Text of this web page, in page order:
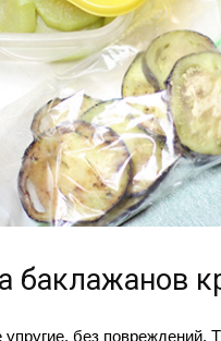
баклажанов
без повреждений.